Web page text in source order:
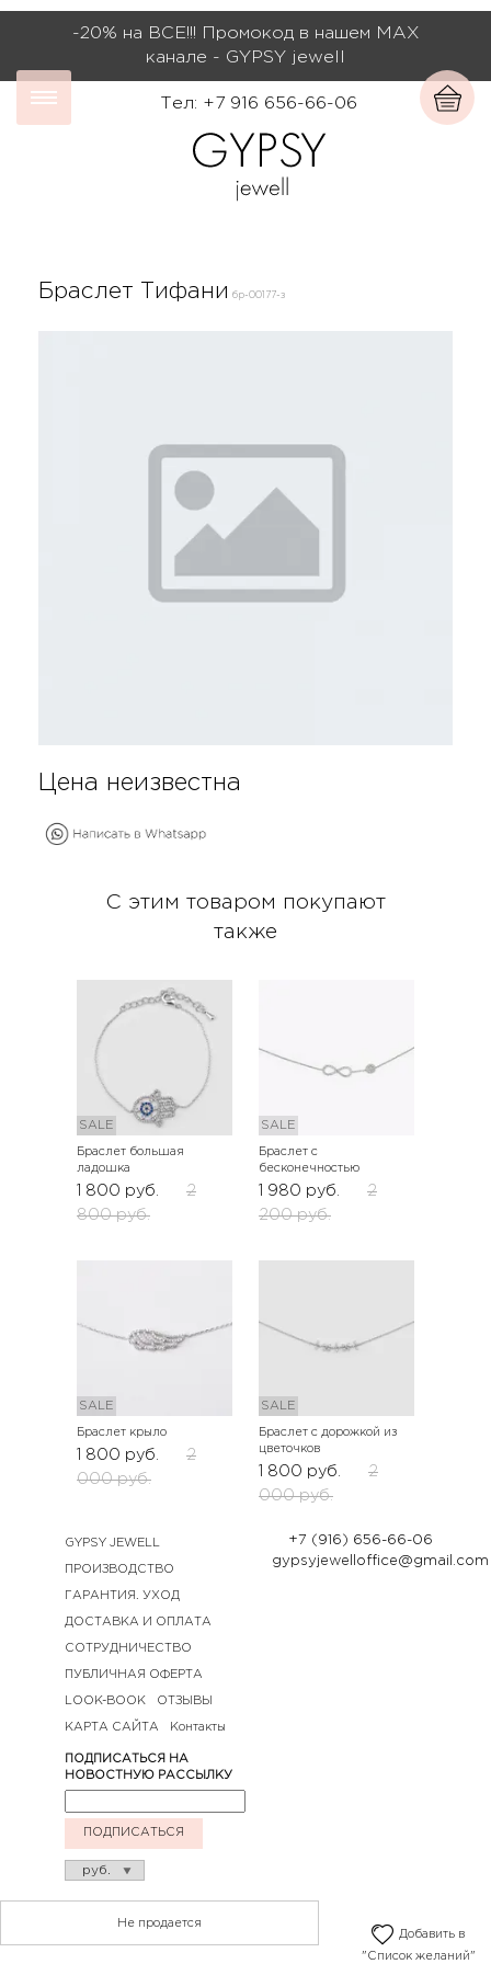
-20% на ВСЕ!!! Промокод в нашем МАХ
канале - GYPSY jewell
Тел: +7 916 656-66-06
Браслет Тифани бр-00177-з
Цена неизвестна
Не продается
Добавить в
"Список желаний"
С этим товаром покупают
также
SALE
Браслет большая
ладошка
1 800 руб.
2
800 руб.
SALE
Браслет с
бесконечностью
1 980 руб.
2
200 руб.
SALE
Браслет крыло
1 800 руб.
2
000 руб.
SALE
Браслет с дорожкой из
цветочков
1 800 руб.
2
000 руб.
GYPSY JEWELL
ПРОИЗВОДСТВО
ГАРАНТИЯ. УХОД
ДОСТАВКА И ОПЛАТА
СОТРУДНИЧЕСТВО
ПУБЛИЧНАЯ ОФЕРТА
LOOK-BOOK ОТЗЫВЫ
КАРТА САЙТА Контакты
+7 (916) 656-66-06
gypsyjewelloffice@gmail.com
ПОДПИСАТЬСЯ НА
НОВОСТНУЮ РАССЫЛКУ
ПОДПИСАТЬСЯ